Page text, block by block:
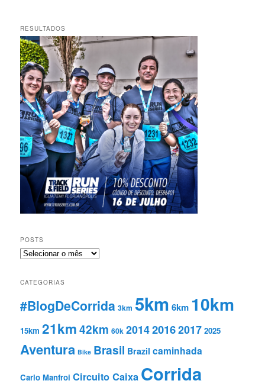
RESULTADOS
POSTS
Posts
CATEGORIAS
#BlogDeCorrida 3km 5km 6km 10km
15km 21km42km 60k 201420162017 2025
Aventura Bike Brasil Brazil caminhada
Carlo Manfroi Circuito Caixa Corrida